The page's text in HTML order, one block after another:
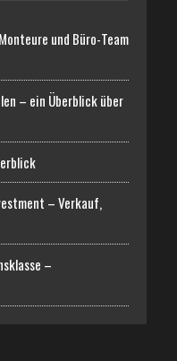
und Büro-Team
– ein Überblick über
– Verkauf,
–